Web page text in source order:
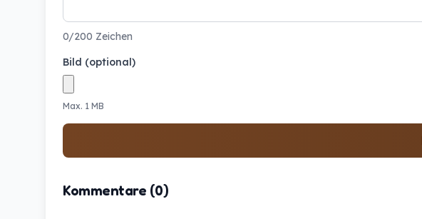
0/200 Zeichen
Bild (optional)
Max. 1 MB
Kommentare (0)